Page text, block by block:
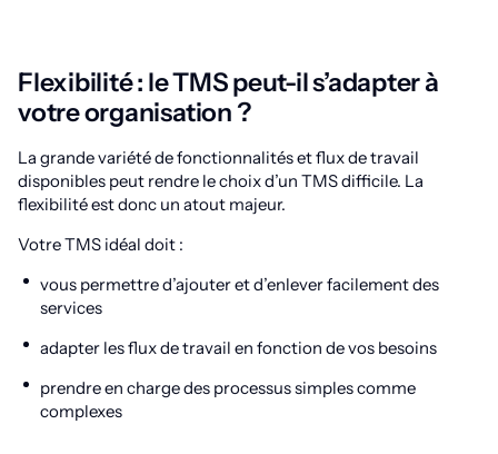
Flexibilité : le TMS peut-il s’adapter à
votre organisation ?
La grande variété de fonctionnalités et flux de travail
disponibles peut rendre le choix d’un TMS difficile. La
flexibilité est donc un atout majeur.
Votre TMS idéal doit :
vous permettre d’ajouter et d’enlever facilement des
services
adapter les flux de travail en fonction de vos besoins
prendre en charge des processus simples comme
complexes